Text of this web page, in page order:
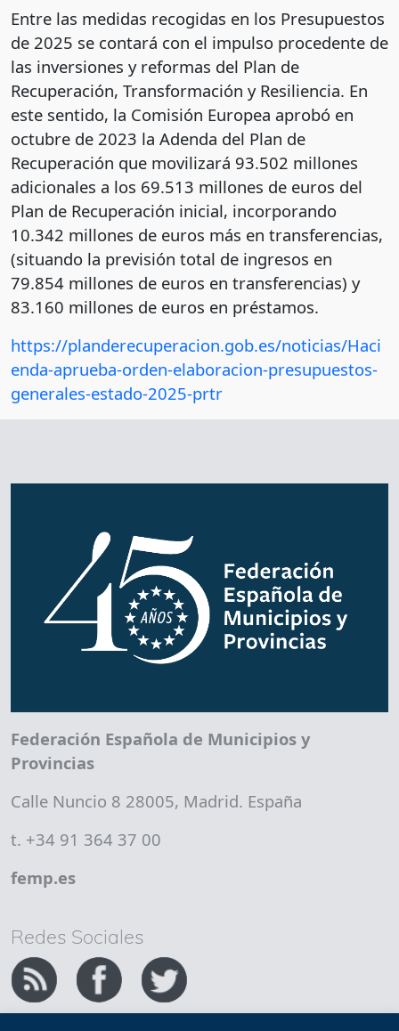
Entre las medidas recogidas en los Presupuestos
de 2025 se contará con el impulso procedente de
las inversiones y reformas del Plan de
Recuperación, Transformación y Resiliencia. En
este sentido, la Comisión Europea aprobó en
octubre de 2023 la Adenda del Plan de
Recuperación que movilizará 93.502 millones
adicionales a los 69.513 millones de euros del
Plan de Recuperación inicial, incorporando
10.342 millones de euros más en transferencias,
(situando la previsión total de ingresos en
79.854 millones de euros en transferencias) y
83.160 millones de euros en préstamos.
https://planderecuperacion.gob.es/noticias/Haci
enda-aprueba-orden-elaboracion-presupuestos-
generales-estado-2025-prtr
Federación Española de Municipios y
Provincias
Calle Nuncio 8 28005, Madrid. España
t. +34 91 364 37 00
femp.es
Redes Sociales